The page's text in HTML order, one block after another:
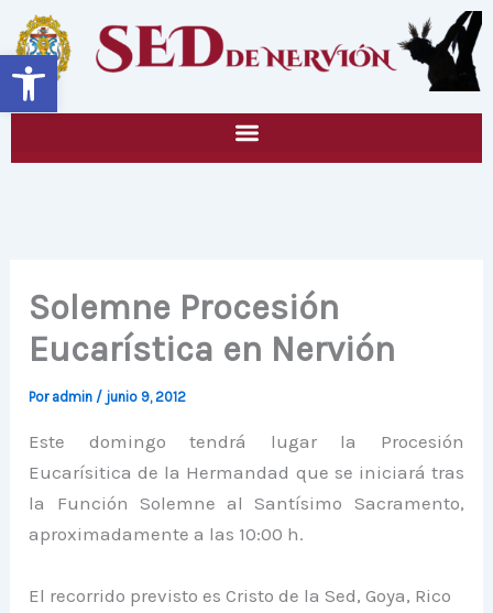
Abrir barra de herramientas
contenido
Solemne Procesión
Eucarística en Nervión
Por admin / junio 9, 2012
Este domingo tendrá lugar la Procesión
Eucarísitica de la Hermandad que se iniciará tras
la Función Solemne al Santísimo Sacramento,
aproximadamente a las 10:00 h.
El recorrido previsto es Cristo de la Sed, Goya, Rico